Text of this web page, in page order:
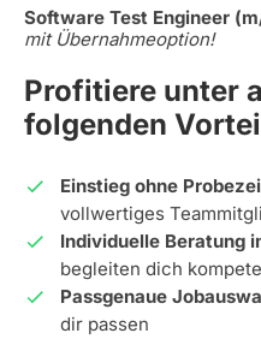
Software Test Engineer
mit Übernahmeoption!
Profitiere unter
folgenden
Einstieg ohne
vollwertiges
Individuelle Beratung
begleiten dich
Passgenaue
dir passen